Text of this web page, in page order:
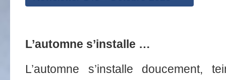
L’automne s’installe …
L’automne s’installe doucement,